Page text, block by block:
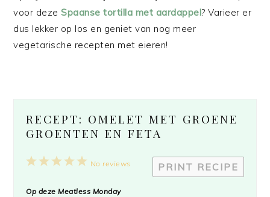
voor deze Spaanse tortilla met aardappel? Varieer er
dus lekker op los en geniet van nog meer
vegetarische recepten met eieren!
RECEPT: OMELET MET GROENE
GROENTEN EN FETA
PRINT RECIPE
5
4
3
2
1
No reviews
Op dezeMeatless Monday